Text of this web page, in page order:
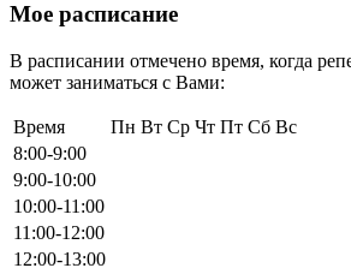
Мое расписание
В расписании отмечено время, когда
может заниматься с Вами:
Время Пн Вт Ср Чт Пт Сб Вс
8:00-9:00
9:00-10:00
10:00-11:00
11:00-12:00
12:00-13:00